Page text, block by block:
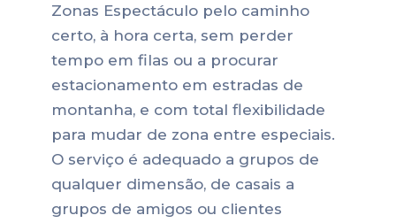
Zonas Espectáculo pelo caminho
certo, à hora certa, sem perder
tempo em filas ou a procurar
estacionamento em estradas de
montanha, e com total flexibilidade
para mudar de zona entre especiais.
O serviço é adequado a grupos de
qualquer dimensão, de casais a
grupos de amigos ou clientes